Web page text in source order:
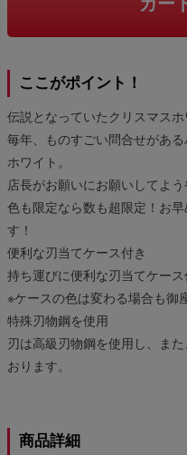
ここがポイント！
伝説となっていたクリスマスホ
毎年、ものすごい問合せがあ
ホワイト。
店長がお願いにお願いしてよ
色も限定なら数も超限定！お
す！
便利な刃当てケース付き
持ち運びに便利な刃当てケース
※ケースの色は変わる場合も御
特殊刃物鋼を使用
刃は高級刃物鋼を使用し、ま
おります。
商品詳細